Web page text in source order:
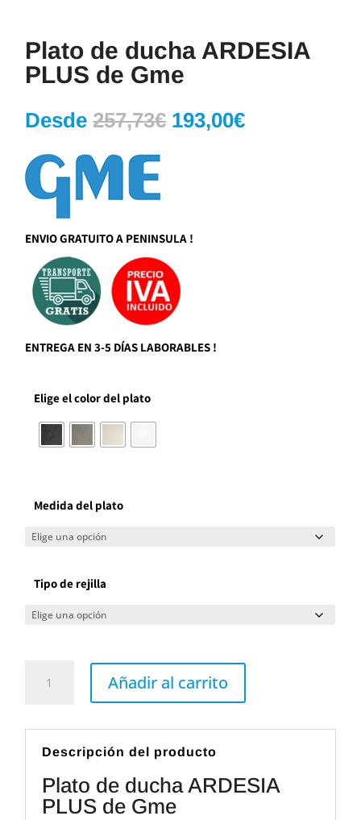
Plato de ducha ARDESIA
PLUS de Gme
Desde 257,73€ El
precio
193,00€El
ENVIO GRATUITO A PENINSULA !
ENTREGA EN 3-5 DÍAS LABORABLES !
Elige el color del plato
Medida del plato
Tipo de rejilla
ducha
de
cantidad
Añadir al carrito
Descripción del producto
Plato de ducha ARDESIA
PLUS de Gme